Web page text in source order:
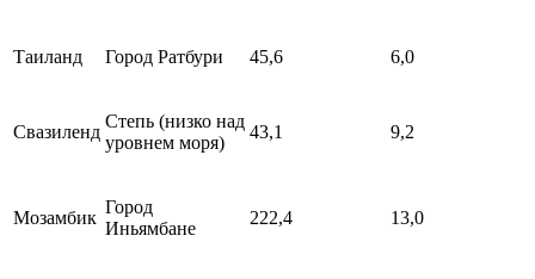
Таиланд Город Ратбури 45,6 6,0
Свазиленд
Степь (низко над
уровнем моря)
43,1 9,2
Мозамбик
Город
Иньямбане
222,4 13,0